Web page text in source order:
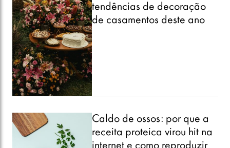
tendências de decoração
de casamentos deste ano
Caldo de ossos: por que a
receita proteica virou hit na